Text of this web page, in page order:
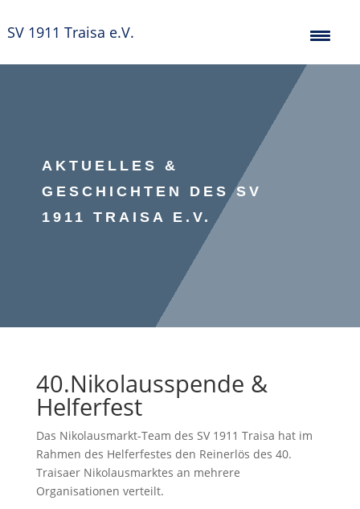
SV 1911 Traisa e.V.
AKTUELLES &
GESCHICHTEN DES SV
1911 TRAISA E.V.
​40.Nikolausspende &
Helferfest
Das Nikolausmarkt-Team des SV 1911 Traisa hat im
Rahmen des Helferfestes den Reinerlös des 40.
Traisaer Nikolausmarktes an mehrere
Organisationen verteilt.